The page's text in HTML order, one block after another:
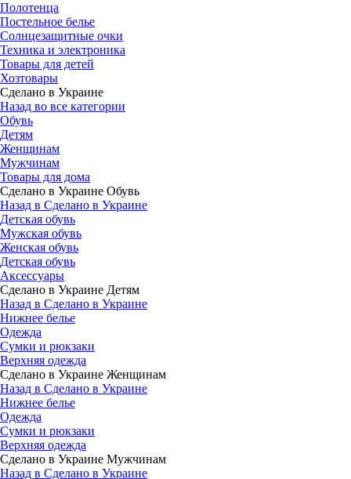
Полотенца
Постельное белье
Солнцезащитные очки
Техника и электроника
Товары для детей
Хозтовары
Сделано в Украине
Назад во все категории
Обувь
Детям
Женщинам
Мужчинам
Товары для дома
Сделано в Украине Обувь
Назад в Сделано в Украине
Детская обувь
Мужская обувь
Женская обувь
Детская обувь
Аксессуары
Сделано в Украине Детям
Назад в Сделано в Украине
Нижнее белье
Одежда
Сумки и рюкзаки
Верхняя одежда
Сделано в Украине Женщинам
Назад в Сделано в Украине
Нижнее белье
Одежда
Сумки и рюкзаки
Верхняя одежда
Сделано в Украине Мужчинам
Назад в Сделано в Украине